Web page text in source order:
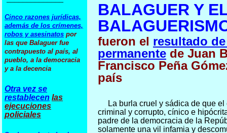
Cinco razones jurídicas,
además de los crímenes,
robos y asesinatos por
las que Balaguer fue
contrapuesto al país, al
pueblo, a la democracia
y a la decencia
Otra vez se
restablecen las
ejecuciones
policiales
BALAGUER Y
fueron el resultado
permanente de Juan
Francisco Peña
país
La burla cruel y sádica de que
criminal y corrupto, cínico e
padre de la democracia de la
solamente una vil infamia y